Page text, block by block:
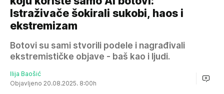
Istraživače šokirali sukobi, haos i
ekstremizam
Botovi su sami stvorili podele i nagrađivali
ekstremističke objave - baš kao i ljudi.
Ilija Baošić
Objavljeno 20.08.2025. 8:00h